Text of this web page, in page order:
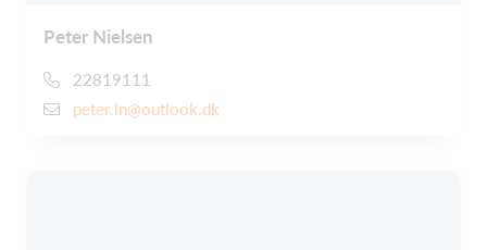
Peter Nielsen
22819111
peter.ln@outlook.dk